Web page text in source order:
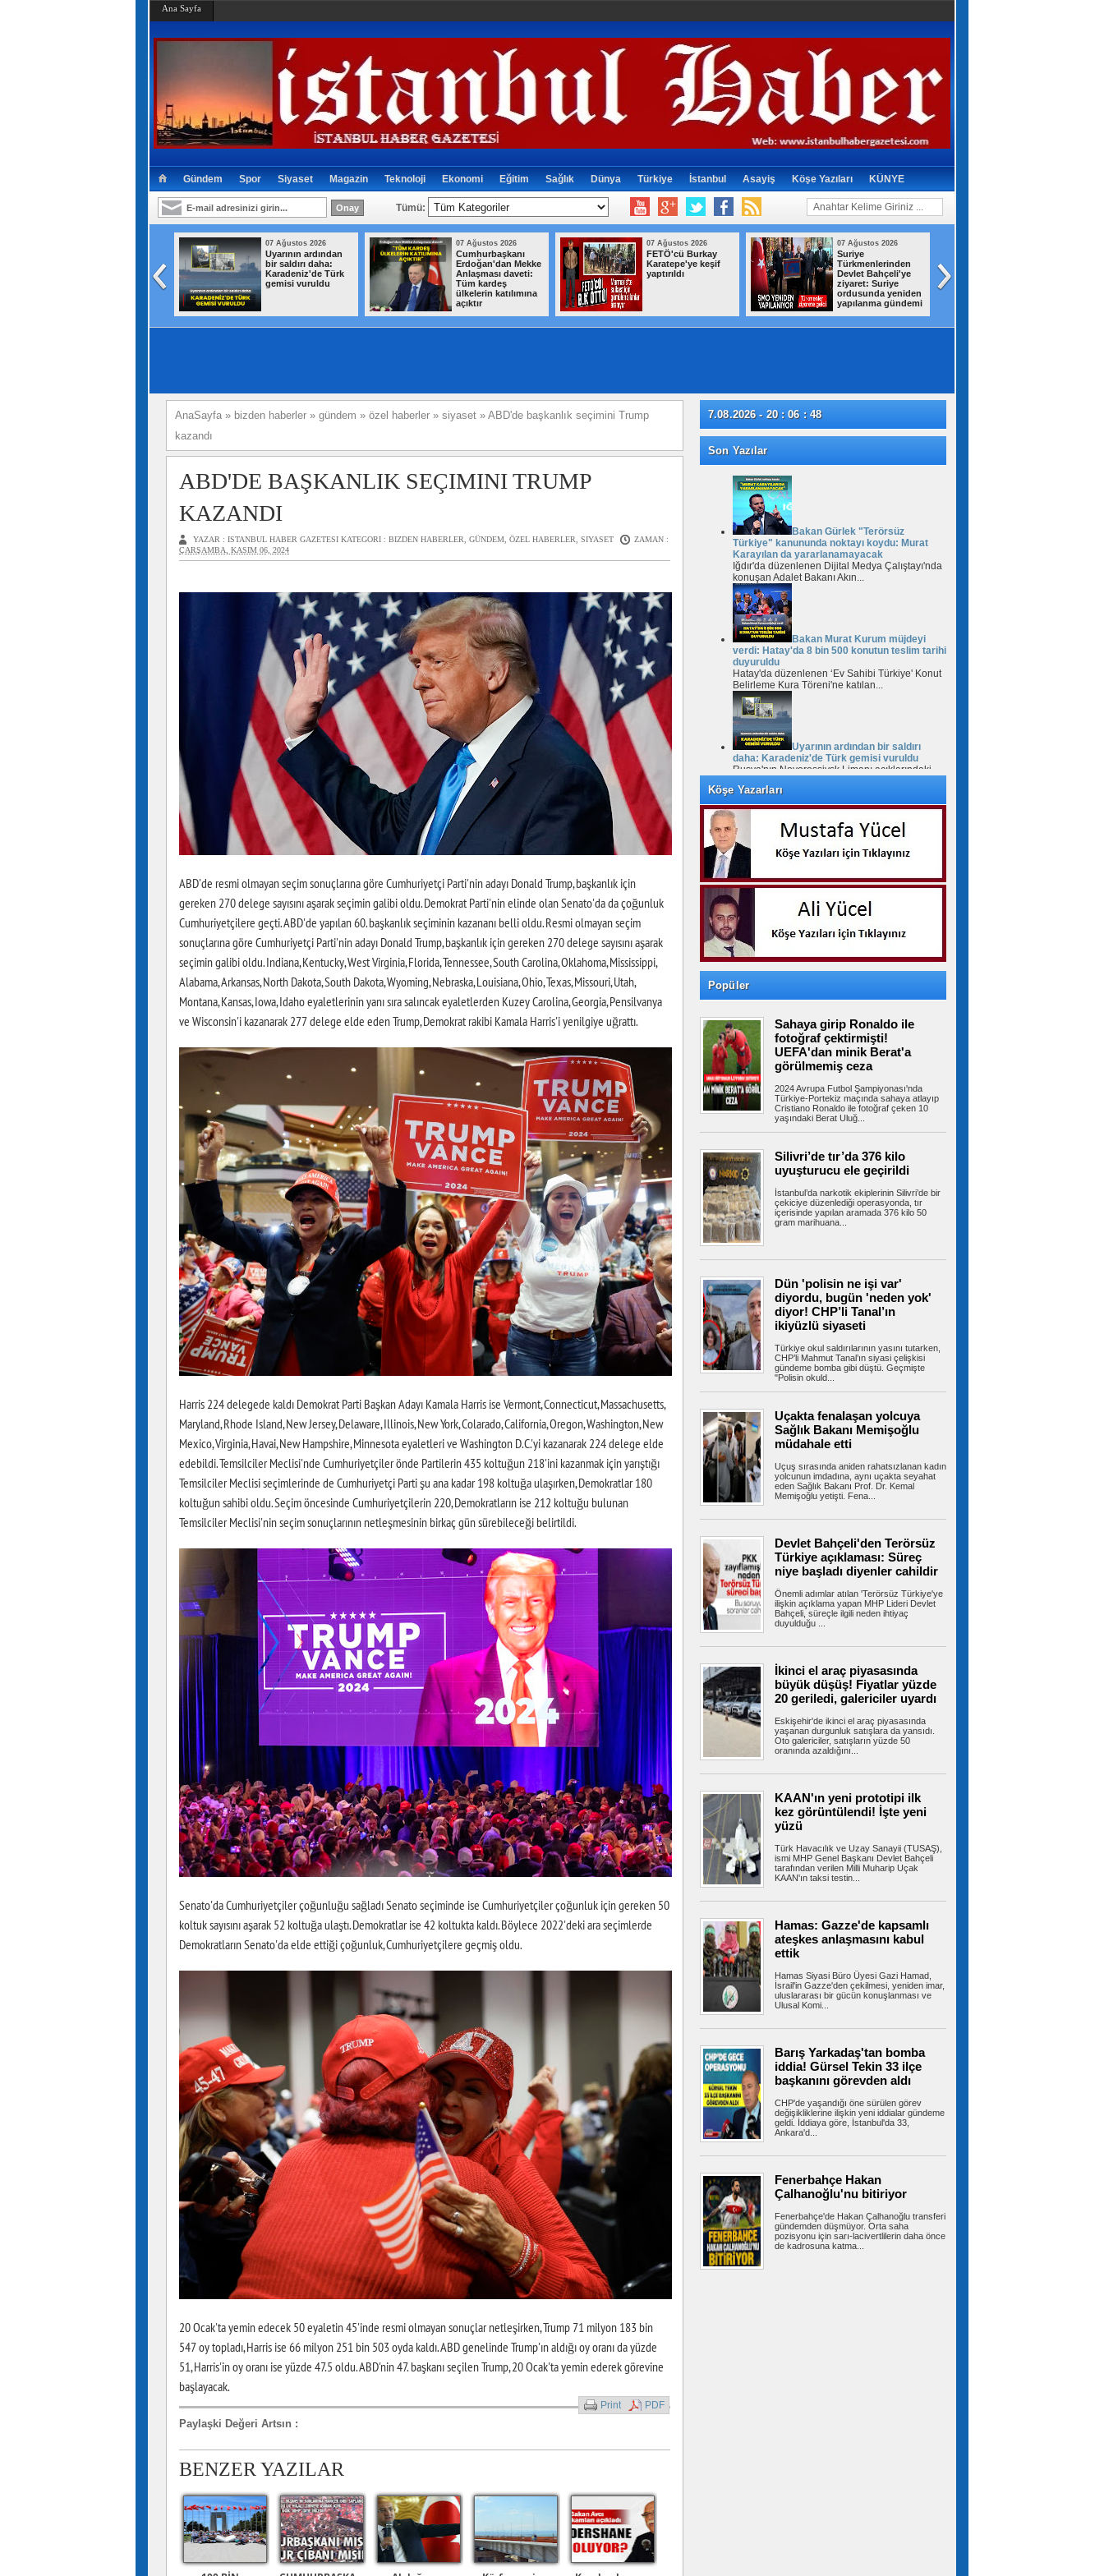
Ana Sayfa
Gündem Spor Siyaset Magazin Teknoloji Ekonomi Eğitim Sağlık Dünya Türkiye İstanbul Asayiş Köşe Yazıları KÜNYE
Tümü:
Hatay'da 8 bin 500
07 Ağustos 2026
Uyarının ardından
bir saldırı daha:
Karadeniz'de Türk
gemisi vuruldu
07 Ağustos 2026
Cumhurbaşkanı
Erdoğan'dan Mekke
Anlaşması daveti:
Tüm kardeş
ülkelerin katılımına
açıktır
07 Ağustos 2026
FETÖ'cü Burkay
Karatepe'ye keşif
yaptırıldı
07 Ağustos 2026
Suriye
Türkmenlerinden
Devlet Bahçeli'ye
ziyaret: Suriye
ordusunda yeniden
yapılanma gündemi
AnaSayfa » bizden haberler » gündem » özel haberler » siyaset » ABD'de başkanlık seçimini Trump
kazandı
ABD'DE BAŞKANLIK SEÇIMINI TRUMP
KAZANDI
YAZAR : ISTANBUL HABER GAZETESI KATEGORI : BIZDEN HABERLER, GÜNDEM, ÖZEL HABERLER, SIYASET
ZAMAN :
ÇARŞAMBA, KASIM 06, 2024
ABD'de resmi olmayan seçim sonuçlarına göre Cumhuriyetçi Parti'nin adayı Donald Trump, başkanlık için
gereken 270 delege sayısını aşarak seçimin galibi oldu. Demokrat Parti'nin elinde olan Senato'da da çoğunluk
Cumhuriyetçilere geçti. ABD'de yapılan 60. başkanlık seçiminin kazananı belli oldu. Resmi olmayan seçim
sonuçlarına göre Cumhuriyetçi Parti'nin adayı Donald Trump, başkanlık için gereken 270 delege sayısını aşarak
seçimin galibi oldu. Indiana, Kentucky, West Virginia, Florida, Tennessee, South Carolina, Oklahoma, Mississippi,
Alabama, Arkansas, North Dakota, South Dakota, Wyoming, Nebraska, Louisiana, Ohio, Texas, Missouri, Utah,
Montana, Kansas, Iowa, Idaho eyaletlerinin yanı sıra salıncak eyaletlerden Kuzey Carolina, Georgia, Pensilvanya
ve Wisconsin'i kazanarak 277 delege elde eden Trump, Demokrat rakibi Kamala Harris'i yenilgiye uğrattı.
Harris 224 delegede kaldı Demokrat Parti Başkan Adayı Kamala Harris ise Vermont, Connecticut, Massachusetts,
Maryland, Rhode Island, New Jersey, Delaware, Illinois, New York, Colarado, California, Oregon, Washington, New
Mexico, Virginia, Havai, New Hampshire, Minnesota eyaletleri ve Washington D.C.'yi kazanarak 224 delege elde
edebildi. Temsilciler Meclisi'nde Cumhuriyetçiler önde Partilerin 435 koltuğun 218'ini kazanmak için yarıştığı
Temsilciler Meclisi seçimlerinde de Cumhuriyetçi Parti şu ana kadar 198 koltuğa ulaşırken, Demokratlar 180
koltuğun sahibi oldu. Seçim öncesinde Cumhuriyetçilerin 220, Demokratların ise 212 koltuğu bulunan
Temsilciler Meclisi'nin seçim sonuçlarının netleşmesinin birkaç gün sürebileceği belirtildi.
Senato'da Cumhuriyetçiler çoğunluğu sağladı Senato seçiminde ise Cumhuriyetçiler çoğunluk için gereken 50
koltuk sayısını aşarak 52 koltuğa ulaştı. Demokratlar ise 42 koltukta kaldı. Böylece 2022'deki ara seçimlerde
Demokratların Senato'da elde ettiği çoğunluk, Cumhuriyetçilere geçmiş oldu.
20 Ocak'ta yemin edecek 50 eyaletin 45'inde resmi olmayan sonuçlar netleşirken, Trump 71 milyon 183 bin
547 oy topladı, Harris ise 66 milyon 251 bin 503 oyda kaldı. ABD genelinde Trump'ın aldığı oy oranı da yüzde
51, Harris'in oy oranı ise yüzde 47.5 oldu. ABD'nin 47. başkanı seçilen Trump, 20 Ocak'ta yemin ederek görevine
başlayacak.
Paylaşki Değeri Artsın :
Print PDF
BENZER YAZILAR
7.08.2026 - 20 : 06 : 49
Son Yazılar
Bakan Gürlek "Terörsüz
Türkiye" kanununda noktayı koydu: Murat
Karayılan da yararlanamayacak
Iğdır'da düzenlenen Dijital Medya Çalıştayı'nda
konuşan Adalet Bakanı Akın...
Bakan Murat Kurum müjdeyi
verdi: Hatay'da 8 bin 500 konutun teslim tarihi
duyuruldu
Hatay'da düzenlenen ‘Ev Sahibi Türkiye' Konut
Belirleme Kura Töreni'ne katılan...
Uyarının ardından bir saldırı
daha: Karadeniz'de Türk gemisi vuruldu
Rusya'nın Novorossiysk Limanı açıklarındaki
Mekke Anlaşması daveti: Tüm kardeş
Cumhurbaşkanı Recep Tayyip Erdoğan, Mekke
Ortak Savunma Anlaşması hakkında,...
keşif yaptırıldı
10 yıl sonra Afyonkarahisar’da yakalanan
FETÖ'cü Burkay Karatepe'nin ifadesi...
Suriye Türkmenlerinden Devlet
Bahçeli'ye ziyaret: Suriye ordusunda yeniden
yapılanma gündemi
Suriye Türkmenlerinden bir heyet, Devlet
Bahçeli'yi ziyaret etti. Ziyaretin...
Gizli depodan dikkat çeken
görüntüler! İran, savaş ganimetlerini sergiledi
İran, savaş sırasında düşürdüğü ABD-İsrail'e ait
uçak ve İHA'ların...
MASAK raporunda! Ağabey Veli Ağbaba'ya
İzmir Büyükşehir Belediyesi'ne yönelik ikinci
dalga operasyonda tutuklanan...
İstanbul’da sıcak hava ve nem
bunalttı: Kireçburnu Sahili Antalya plajlarını
İstanbul’da etkisini sürdüren sıcak ve nemli
Tuzla’da 2 katlı işçi konteynerleri
alevlere teslim oldu
Tuzla’da 2 katlı işçi konteynerinde çıkan yangın
ekiplerin müdahalesiyle...
İBB’den Kızılay’a meydanda yer
çıkmadı, Bahçelievler Belediyesi yer tahsis
etti
İstanbul’un en yoğun yaya trafiğine ve toplu
taşıma aktarma noktalarına sahip...
Bayrampaşa’da kamyonun
çarptığı yaşlı adam hayatını kaybetti
Bayrampaşa'da yolun karşısına geçmeye
çalışan yaşlı adama kamyon çarptı. Yaşlı...
bazlı dönüşümle şekilleniyor
Bayrampaşa Belediyesi, ilçenin geleceğini
güvenli, planlı ve yaşanabilir bir...
Ümraniye’de 3 katlı binanın
balkonu çöktü: 2 araç hasar gördü
Ümraniye’de 3 katlı binanın 2’nci kat
Ümraniye’de otluk alanda
korkutan yangın: Mikser hortumuyla
müdahale edildi
Ümraniye TEM Otoyolu kenarındaki otluk
alanda yangın meydana geldi. Yangın...
Türkiye, Suudi Arabistan ve
Pakistan üçlü savunma anlaşması imzaladı
Cumhurbaşkanı Erdoğan, çalışma ziyareti
kapsamında gittiği Suudi Arabistan'da...
alev alev yandı
KARTAL’da park halindeki minibüste henüz
bilinmeyen bir nedenle yangın çıktı....
İstanbul dahil 31 ile gök gürültülü sağanak
Köşe Yazarları
Popüler
Sahaya girip Ronaldo ile
fotoğraf çektirmişti!
UEFA'dan minik Berat'a
görülmemiş ceza
2024 Avrupa Futbol Şampiyonası'nda
Türkiye-Portekiz maçında sahaya atlayıp
Cristiano Ronaldo ile fotoğraf çeken 10
yaşındaki Berat Uluğ...
Silivri’de tır’da 376 kilo
uyuşturucu ele geçirildi
İstanbul’da narkotik ekiplerinin Silivri’de bir
çekiciye düzenlediği operasyonda, tır
içerisinde yapılan aramada 376 kilo 50
gram marihuana...
Dün 'polisin ne işi var'
diyordu, bugün 'neden yok'
diyor! CHP’li Tanal’ın
ikiyüzlü siyaseti
Türkiye okul saldırılarının yasını tutarken,
CHP’li Mahmut Tanal’ın siyasi çelişkisi
gündeme bomba gibi düştü. Geçmişte
"Polisin okuld...
Uçakta fenalaşan yolcuya
Sağlık Bakanı Memişoğlu
müdahale etti
Uçuş sırasında aniden rahatsızlanan kadın
yolcunun imdadına, aynı uçakta seyahat
eden Sağlık Bakanı Prof. Dr. Kemal
Memişoğlu yetişti. Fena...
Devlet Bahçeli'den Terörsüz
Türkiye açıklaması: Süreç
niye başladı diyenler cahildir
Önemli adımlar atılan 'Terörsüz Türkiye'ye
ilişkin açıklama yapan MHP Lideri Devlet
Bahçeli, süreçle ilgili neden ihtiyaç
duyulduğu ...
İkinci el araç piyasasında
büyük düşüş! Fiyatlar yüzde
20 geriledi, galericiler uyardı
Eskişehir'de ikinci el araç piyasasında
yaşanan durgunluk satışlara da yansıdı.
Oto galericiler, satışların yüzde 50
oranında azaldığını...
KAAN'ın yeni prototipi ilk
kez görüntülendi! İşte yeni
yüzü
Türk Havacılık ve Uzay Sanayii (TUSAŞ),
ismi MHP Genel Başkanı Devlet Bahçeli
tarafından verilen Milli Muharip Uçak
KAAN'ın taksi testin...
Hamas: Gazze'de kapsamlı
ateşkes anlaşmasını kabul
ettik
Hamas Siyasi Büro Üyesi Gazi Hamad,
İsrail'in Gazze'den çekilmesi, yeniden imar,
uluslararası bir gücün konuşlanması ve
Ulusal Komi...
Barış Yarkadaş'tan bomba
iddia! Gürsel Tekin 33 ilçe
başkanını görevden aldı
CHP'de yaşandığı öne sürülen görev
değişikliklerine ilişkin yeni iddialar gündeme
geldi. İddiaya göre, İstanbul'da 33,
Ankara'd...
Fenerbahçe Hakan
Çalhanoğlu'nu bitiriyor
Fenerbahçe'de Hakan Çalhanoğlu transferi
gündemden düşmüyor. Orta saha
pozisyonu için sarı-lacivertlilerin daha önce
de kadrosuna katma...